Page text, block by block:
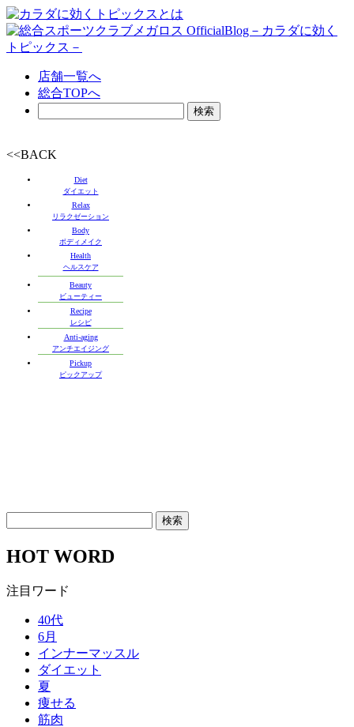
店舗一覧へ
総合TOPへ
<<BACK
Diet
ダイエット
Relax
リラクゼーション
Body
ボディメイク
Health
ヘルスケア
Beauty
ビューティー
Recipe
レシピ
Anti-aging
アンチエイジング
Pickup
ピックアップ
HOT WORD
注目ワード
40代
6月
インナーマッスル
ダイエット
夏
痩せる
筋肉